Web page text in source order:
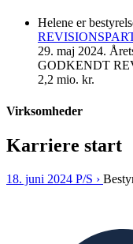
Helene er
29. maj 2024.
GODKENDT
2,2 mio. kr.
Virksomheder
Karriere start
18. juni 2024 P/S ›